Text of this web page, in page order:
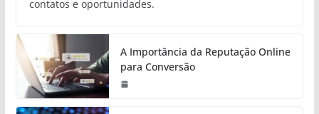
contatos e oportunidades.
A Importância da Reputação Online
para Conversão